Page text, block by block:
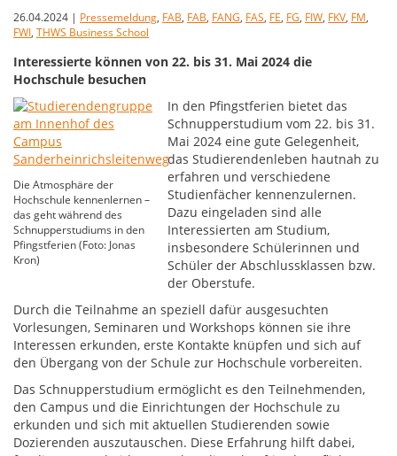
26.04.2024 | Pressemeldung, FAB, FAB, FANG, FAS, FE, FG, FIW, FKV, FM,
FWI, THWS Business School
Interessierte können von 22. bis 31. Mai 2024 die
Hochschule besuchen
Die Atmosphäre der
Hochschule kennenlernen –
das geht während des
Schnupperstudiums in den
Pfingstferien (Foto: Jonas
Kron)
In den Pfingstferien bietet das
Schnupperstudium vom 22. bis 31.
Mai 2024 eine gute Gelegenheit,
das Studierendenleben hautnah zu
erfahren und verschiedene
Studienfächer kennenzulernen.
Dazu eingeladen sind alle
Interessierten am Studium,
insbesondere Schülerinnen und
Schüler der Abschlussklassen bzw.
der Oberstufe.
Durch die Teilnahme an speziell dafür ausgesuchten
Vorlesungen, Seminaren und Workshops können sie ihre
Interessen erkunden, erste Kontakte knüpfen und sich auf
den Übergang von der Schule zur Hochschule vorbereiten.
Das Schnupperstudium ermöglicht es den Teilnehmenden,
den Campus und die Einrichtungen der Hochschule zu
erkunden und sich mit aktuellen Studierenden sowie
Dozierenden auszutauschen. Diese Erfahrung hilft dabei,